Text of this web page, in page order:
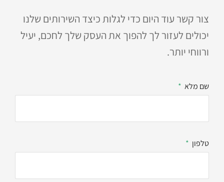
צור קשר עוד היום כדי לגלות כיצד השירותים שלנו
יכולים לעזור לך להפוך את העסק שלך לחכם, יעיל
ורווחי יותר.
שם מלא
טלפון